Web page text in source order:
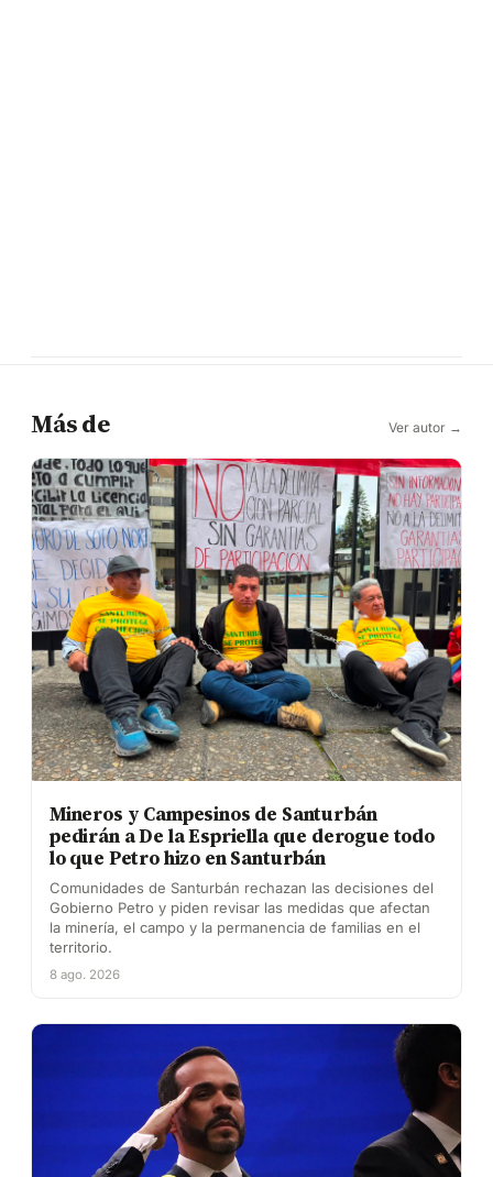
Más de Ver autor →
Mineros y Campesinos de Santurbán
pedirán a De la Espriella que derogue todo
lo que Petro hizo en Santurbán
Comunidades de Santurbán rechazan las decisiones del
Gobierno Petro y piden revisar las medidas que afectan
la minería, el campo y la permanencia de familias en el
territorio.
8 ago. 2026